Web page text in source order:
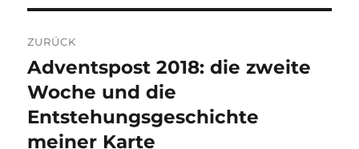
ZURÜCK
Vorheriger
Beitrag:
Adventspost 2018: die zweite
Woche und die
Entstehungsgeschichte
meiner Karte